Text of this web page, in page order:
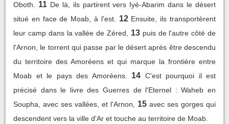
Oboth.
11 De là, ils partirent vers Iyé-Abarim dans le désert
situé en face de Moab, à l'est.
12 Ensuite, ils transportèrent
leur camp dans la vallée de Zéred,
13 puis de l'autre côté de
l'Arnon, le torrent qui passe par le désert après être descendu
du territoire des Amoréens et qui marque la frontière entre
Moab et le pays des Amoréens.
14 C'est pourquoi il est
précisé dans le livre des Guerres de l'Eternel : Waheb en
Soupha, avec ses vallées, et l'Arnon,
15 avec ses gorges qui
descendent vers la ville d'Ar et touche au territoire de Moab.